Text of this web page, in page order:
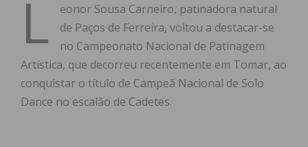
L
eonor Sousa Carneiro, patinadora natural
de Paços de Ferreira, voltou a destacar-se
no Campeonato Nacional de Patinagem
Artística, que decorreu recentemente em Tomar, ao
conquistar o título de Campeã Nacional de Solo
Dance no escalão de Cadetes.